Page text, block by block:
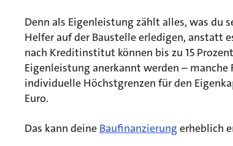
Denn als Eigenleistung zählt alles, was du
Helfer auf der Baustelle erledigen, anstatt
nach Kreditinstitut können bis zu 15
Eigenleistung anerkannt werden – manche
individuelle Höchstgrenzen für den
Euro.
Das kann deine Baufinanzierung erheblich